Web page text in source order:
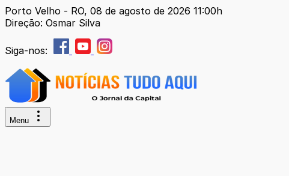
Porto Velho - RO, 08 de agosto de 2026 11:00h
Direção: Osmar Silva
Siga-nos:
Menu